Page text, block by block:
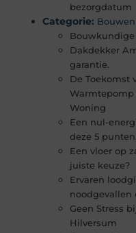
bezorgdatum
Categorie:
Dakdekker
garantie.
De Toekomst
Warmtepomp
Woning
Een nul-
deze 5 punten.
Een vloer op
juiste keuze?
Ervaren
noodgevallen
Geen Stress
Hilversum